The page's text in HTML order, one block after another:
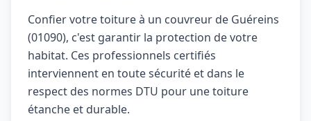
Confier votre toiture à un couvreur de Guéreins
(01090), c'est garantir la protection de votre
habitat. Ces professionnels certifiés
interviennent en toute sécurité et dans le
respect des normes DTU pour une toiture
étanche et durable.